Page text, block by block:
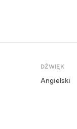
DŹWIĘK
Angielski